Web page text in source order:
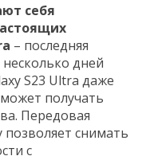
себя
– последняя
дней
S23 Ultra даже
получать
Передовая
позволяет снимать
с